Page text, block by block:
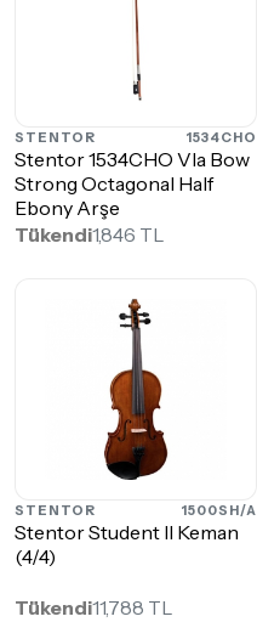
STENTOR 1534CHO
Stentor 1534CHO Vla Bow
Strong Octagonal Half
Ebony Arşe
Tükendi1,846 TL
STENTOR 1500SH/A
Stentor Student II Keman
(4/4)
Tükendi11,788 TL